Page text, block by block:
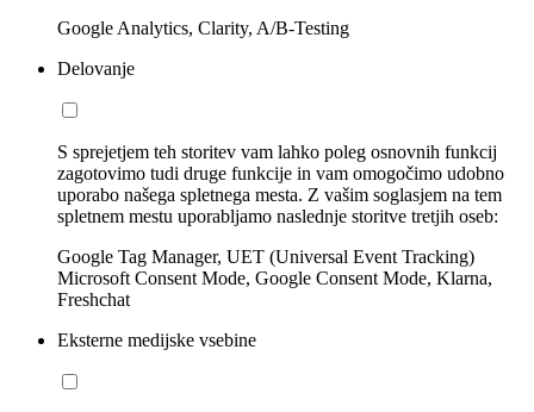
Google Analytics, Clarity, A/B-Testing
Delovanje
S sprejetjem teh storitev vam lahko poleg osnovnih funkcij
zagotovimo tudi druge funkcije in vam omogočimo udobno
uporabo našega spletnega mesta. Z vašim soglasjem na tem
spletnem mestu uporabljamo naslednje storitve tretjih oseb:
Google Tag Manager, UET (Universal Event Tracking)
Microsoft Consent Mode, Google Consent Mode, Klarna,
Freshchat
Eksterne medijske vsebine